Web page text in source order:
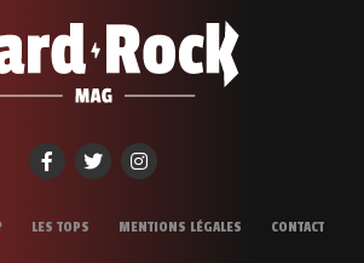
LES TOPS MENTIONS LÉGALES CONTACT